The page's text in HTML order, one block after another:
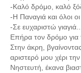
-Καλό δρόμο, καλό
-Η Παναγιά και όλοι
-Σε ευχαριστώ
Επήρα τον δρόμο
Στην άκρη,
αριστερό μου χέρι
Νηστευτή, έκανα